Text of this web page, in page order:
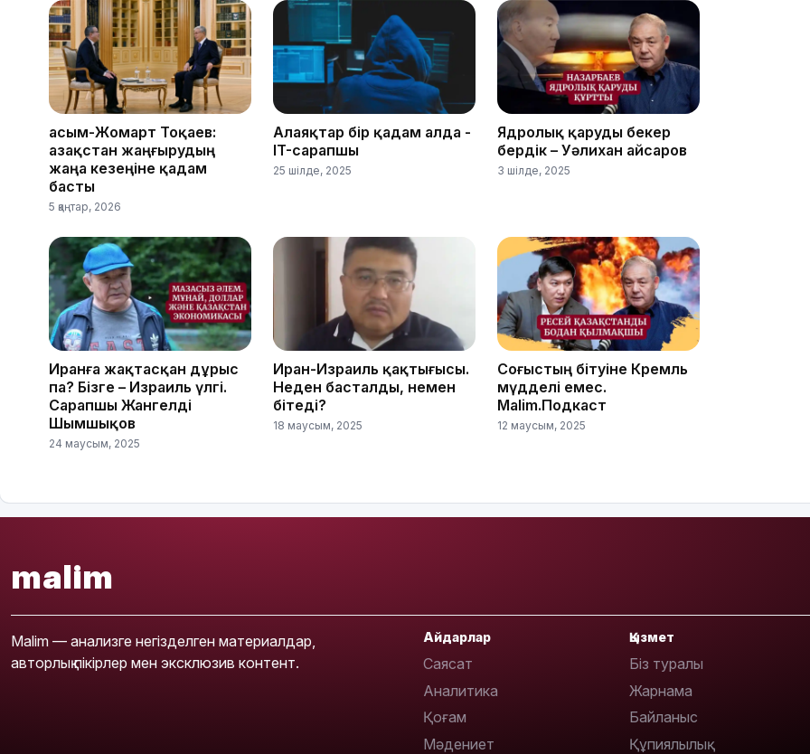
Қасым-Жомарт Тоқаев:
Қазақстан жаңғырудың
жаңа кезеңіне қадам
басты
5 қаңтар, 2026
Алаяқтар бір қадам алда -
IT-сарапшы
25 шілде, 2025
Ядролық қаруды бекер
бердік – Уәлихан Қайсаров
3 шілде, 2025
Иранға жақтасқан дұрыс
па? Бізге – Израиль үлгі.
Сарапшы Жангелді
Шымшықов
24 маусым, 2025
Иран-Израиль қақтығысы.
Неден басталды, немен
бітеді?
18 маусым, 2025
Соғыстың бітуіне Кремль
мүдделі емес.
Malim.Подкаст
12 маусым, 2025
17:17
malim
Malim — анализге негізделген материалдар,
авторлық пікірлер мен эксклюзив контент.
Айдарлар
Саясат
Аналитика
Қоғам
Мәдениет
Қызмет
Біз туралы
Жарнама
Байланыс
Құпиялылық